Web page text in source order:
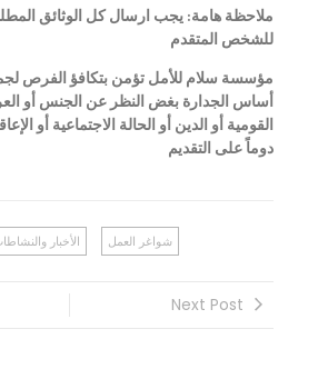
ملاحظة هامة: يجب ارسال كل الوثائق
للشخص المتقدم
مؤسسة سلام للأمل تؤمن بتكافؤ الفرص
أساس الجدارة بغض النظر عن الجنس أو
القومية أو الدين أو الحالة الاجتماعية أو
دوماً على التقديم
الأخبار شواغر العمل
Next Post